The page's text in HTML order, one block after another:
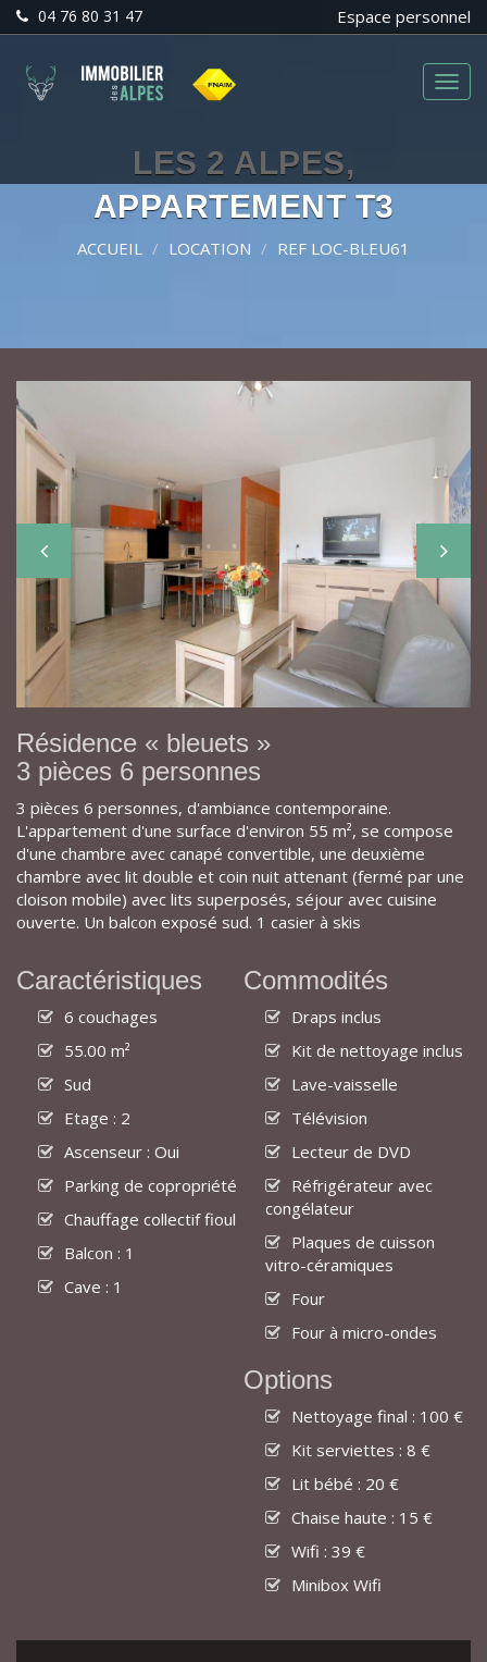
04 76 80 31 47 Espace personnel
Menu
LES 2 ALPES,
APPARTEMENT T3
ACCUEIL LOCATION REF LOC-BLEU61
Résidence « bleuets »
3 pièces 6 personnes
3 pièces 6 personnes, d'ambiance contemporaine.
L'appartement d'une surface d'environ 55 m², se compose
d'une chambre avec canapé convertible, une deuxième
chambre avec lit double et coin nuit attenant (fermé par une
cloison mobile) avec lits superposés, séjour avec cuisine
ouverte. Un balcon exposé sud. 1 casier à skis
Caractéristiques
6 couchages
55.00 m²
Sud
Etage : 2
Ascenseur : Oui
Parking de copropriété
Chauffage collectif fioul
Balcon : 1
Cave : 1
Commodités
Draps inclus
Kit de nettoyage inclus
Lave-vaisselle
Télévision
Lecteur de DVD
Réfrigérateur avec
congélateur
Plaques de cuisson
vitro-céramiques
Four
Four à micro-ondes
Options
Nettoyage final : 100 €
Kit serviettes : 8 €
Lit bébé : 20 €
Chaise haute : 15 €
Wifi : 39 €
Minibox Wifi